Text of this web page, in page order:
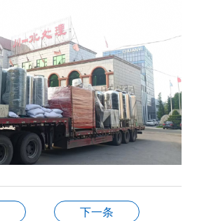
下一条